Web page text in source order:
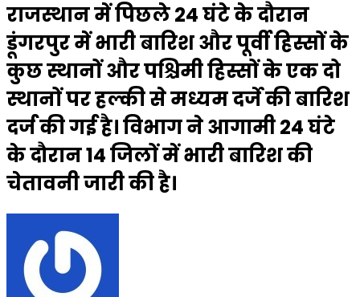
राजस्थान में पिछले 24 घंटे के दौरान
डूंगरपुर में भारी बारिश और पूर्वी हिस्सों के
कुछ स्थानों और पश्चिमी हिस्सों के एक दो
स्थानों पर हल्की से मध्यम दर्जे की बारिश
दर्ज की गई है। विभाग ने आगामी 24 घंटे
के दौरान 14 जिलों में भारी बारिश की
चेतावनी जारी की है।